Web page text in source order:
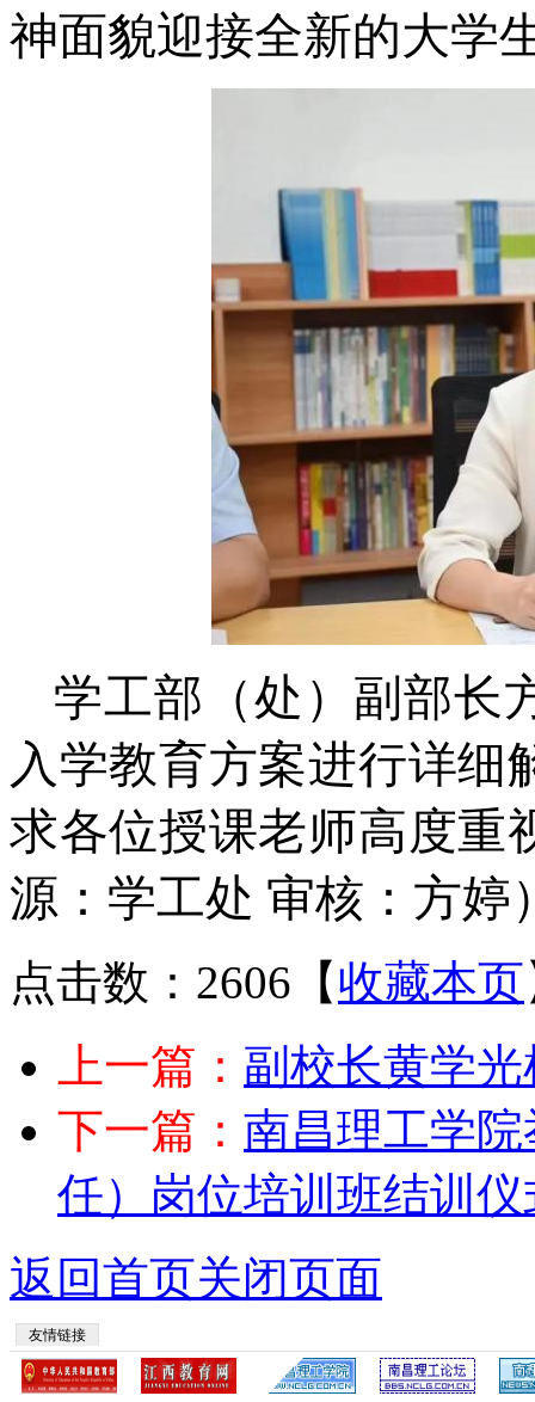
神面貌迎接全新的大学
学工部（处）副部长
入学教育方案进行详细
求各位授课老师高度重
源：学工处 审核：方婷
点击数：2606 【收藏本页
上一篇： 副校长黄学
下一篇： 南昌理工学
任）岗位培训班结训仪
返回首页关闭页面
友情链接